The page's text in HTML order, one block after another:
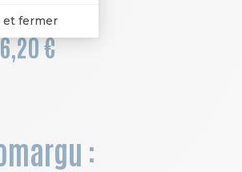
6,20 €
: